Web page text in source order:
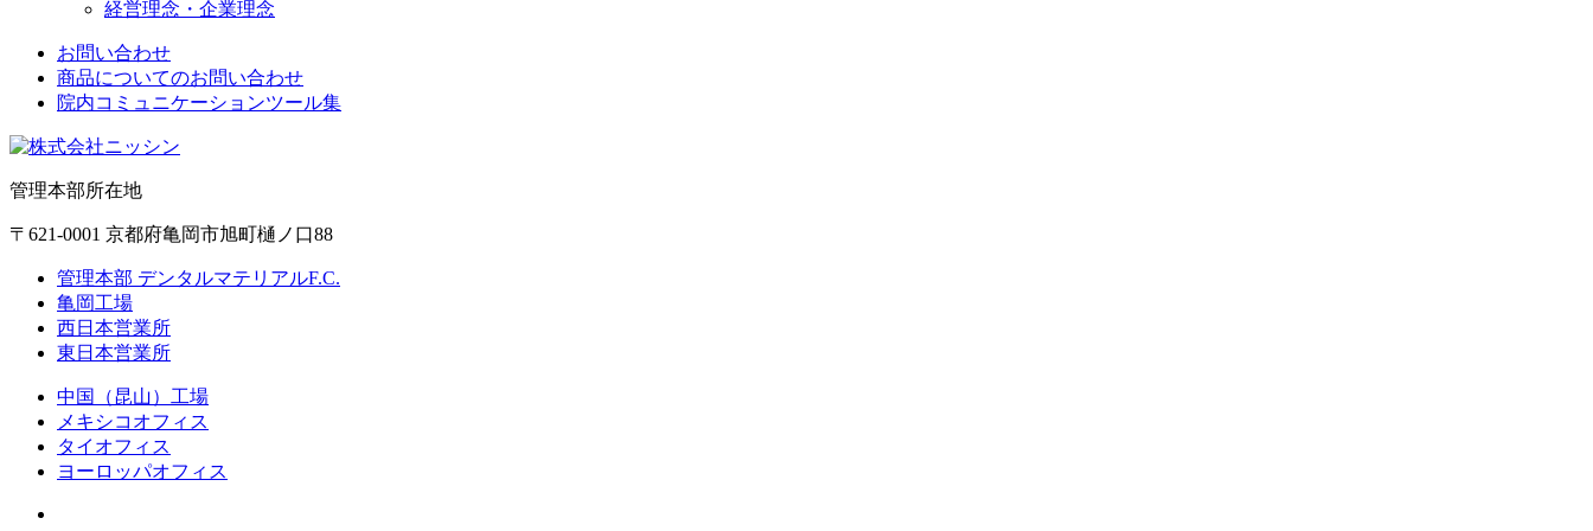
経営理念・企業理念
お問い合わせ
商品についてのお問い合わせ
院内コミュニケーションツール集
管理本部所在地
〒621-0001 京都府亀岡市旭町樋ノ口88
管理本部 デンタルマテリアルF.C.
亀岡工場
西日本営業所
東日本営業所
中国（昆山）工場
メキシコオフィス
タイオフィス
ヨーロッパオフィス